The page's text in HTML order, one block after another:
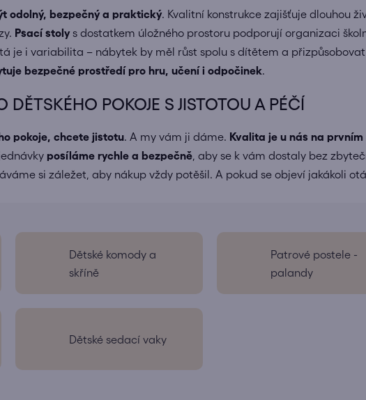
odolný, bezpečný a praktický. Kvalitní konstrukce zajišťuje dlouhou
Psací stolys dostatkem úložného prostoru podporují organizaci
je i variabilita – nábytek by měl růst spolu s dítětem a
bezpečné prostředí pro hru, učení i odpočinek.
DĚTSKÉHO POKOJE S JISTOTOU A PÉČÍ
pokoje, chcete jistotu. A my vám ji dáme. Kvalita je u nás na
posíláme rychle a bezpečně , aby se k vám dostaly bez
si záležet, aby nákup vždy potěšil. A pokud se objeví jakákoli
Dětské komody a
skříně
Patrové postele -
palandy
Dětské sedací vaky